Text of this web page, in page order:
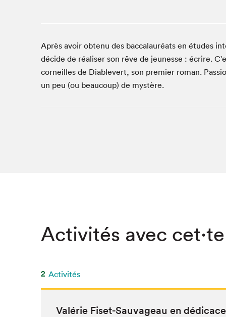
Les matins Petits bonheurs (0-5 ans)
Espace Lis-moi MTL (12-18 ans)
Le grand jeu de lecture à voix haute du Salon
Espace Montréal-Nord
SLM 2021
SLM 2020
Après avoir obtenu des baccalauréats en études
décide de réaliser son rêve de jeunesse : écrire.
corneilles de Diablevert, son premier roman.
un peu (ou beaucoup) de mystère.
Activités avec
2 Activités
Valérie Fiset-Sauvageau en